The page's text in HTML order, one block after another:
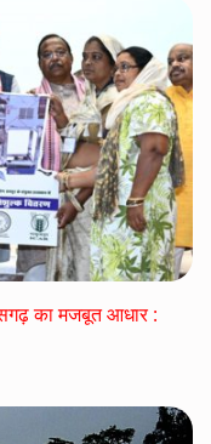
का मजबूत आधार :